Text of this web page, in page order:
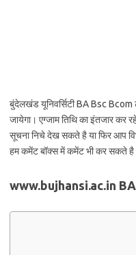
बुंदेलखंड यूनिवर्सिटी BA Bsc Bcom
जायेगा। एग्जाम तिथि का इंतजार कर रहे
सूचना निचे देख सकते है या फिर आप
हम कमेंट बॉक्स में कमेंट भी कर सकते है
www.bujhansi.ac.in